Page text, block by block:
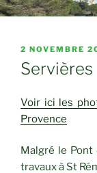
PUBLIÉ
LE
2 NOVEMBRE
Servières
Voir ici les
Provence
Malgré le Pont
travaux à St